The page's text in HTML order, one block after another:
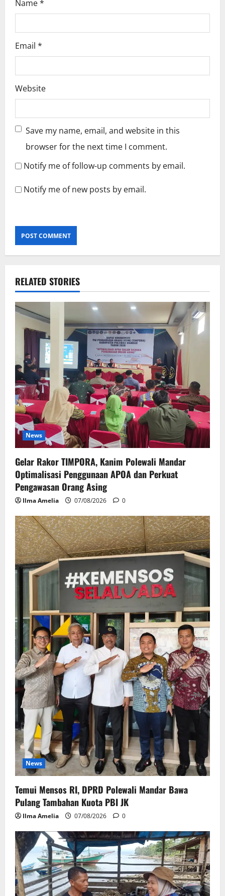
Name*
Email *
Website
Save my name, email, and website in this
browser for the next time I comment.
Notify me of follow-up comments by email.
Notify me of new posts by email.
RELATED STORIES
News
Gelar Rakor TIMPORA, Kanim Polewali Mandar
Optimalisasi Penggunaan APOA dan Perkuat
Pengawasan Orang Asing
Ilma Amelia 07/08/2026 0
News
Temui Mensos RI, DPRD Polewali Mandar Bawa
Pulang Tambahan Kuota PBI JK
Ilma Amelia 07/08/2026 0